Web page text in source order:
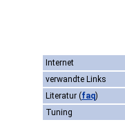
Internet
verwandte Links
Literatur (faq)
Tuning